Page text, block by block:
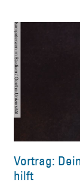
Vortrag:
hilft